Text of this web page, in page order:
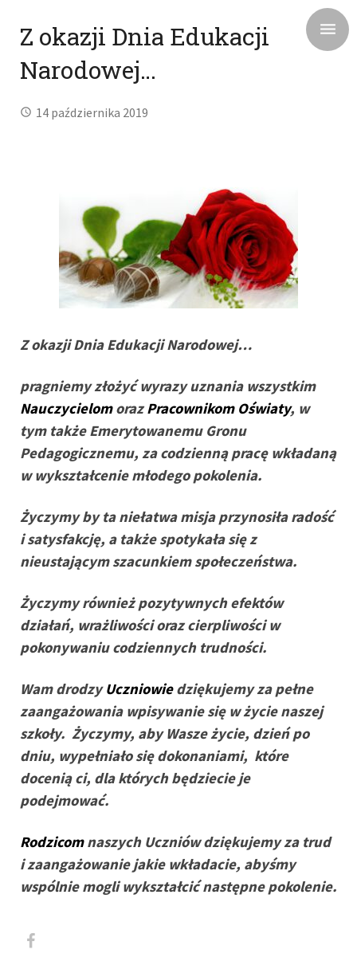
Z okazji Dnia Edukacji
Narodowej…
14 października 2019
Z okazji Dnia Edukacji Narodowej…
pragniemy złożyć wyrazy uznania wszystkim
NauczycielomorazPracownikom Oświaty, w
tym także Emerytowanemu Gronu
Pedagogicznemu, za codzienną pracę wkładaną
w wykształcenie młodego pokolenia.
Życzymy by ta niełatwa misja przynosiła radość
i satysfakcję, a także spotykała się z
nieustającym szacunkiem społeczeństwa.
Życzymy również pozytywnych efektów
działań, wrażliwości oraz cierpliwości w
pokonywaniu codziennych trudności.
Wam drodzyUczniowiedziękujemy za pełne
zaangażowania wpisywanie się w życie naszej
szkoły. Życzymy, aby Wasze życie, dzień po
dniu, wypełniało się dokonaniami, które
docenią ci, dla których będziecie je
podejmować.
Rodzicomnaszych Uczniów dziękujemy za trud
i zaangażowanie jakie wkładacie, abyśmy
wspólnie mogli wykształcić następne pokolenie.